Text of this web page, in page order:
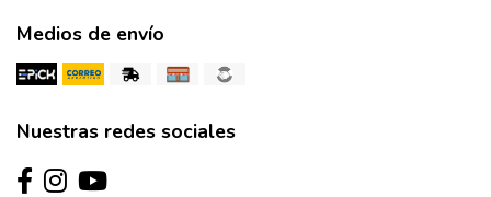
Medios de envío
Nuestras redes sociales